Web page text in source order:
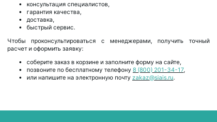
консультация специалистов,
гарантия качества,
доставка,
быстрый сервис.
Чтобы проконсультироваться с менеджерами, получить точный
расчет и оформить заявку:
соберите заказ в корзине и заполните форму на сайте,
позвоните по бесплатному телефону 8 (800) 201-34-17,
или напишите на электронную почту zakaz@siais.ru.